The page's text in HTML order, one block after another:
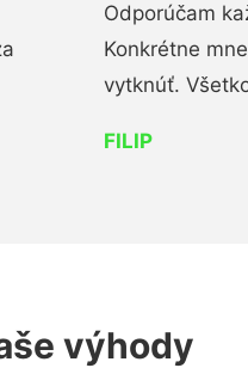
Odporúčam
Konkrétne
vytknúť.
FILIP
výhody